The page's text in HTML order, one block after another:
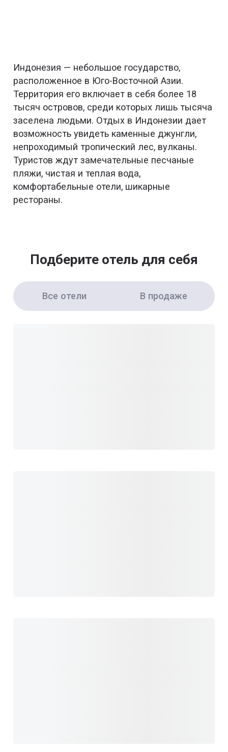
Индонезия — небольшое государство,
расположенное в Юго-Восточной Азии.
Территория его включает в себя более 18
тысяч островов, среди которых лишь тысяча
заселена людьми. Отдых в Индонезии дает
возможность увидеть каменные джунгли,
непроходимый тропический лес, вулканы.
Туристов ждут замечательные песчаные
пляжи, чистая и теплая вода,
комфортабельные отели, шикарные
рестораны.
Подберите отель для себя
Все отели В продаже